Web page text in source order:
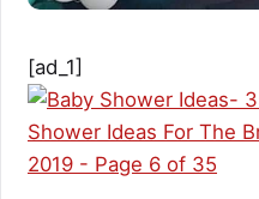
[ad_1]